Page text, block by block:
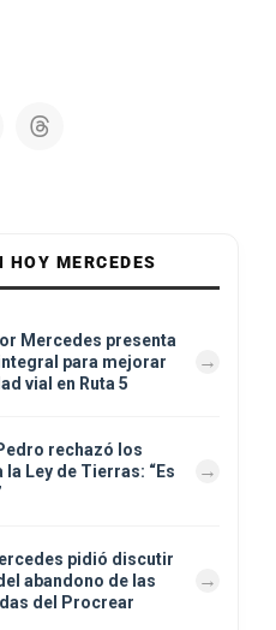
HOY MERCEDES
Mercedes presenta
para mejorar
vial en Ruta 5
rechazó los
la Ley de Tierras: “Es
pidió discutir
abandono de las
del Procrear